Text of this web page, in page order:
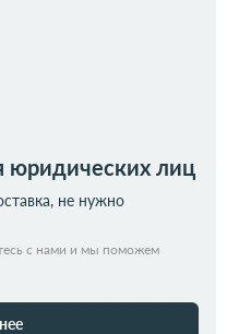
юридических лиц
не нужно
с нами и мы поможем